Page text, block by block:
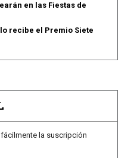
en las Fiestas de
recibe el Premio Siete
la suscripción